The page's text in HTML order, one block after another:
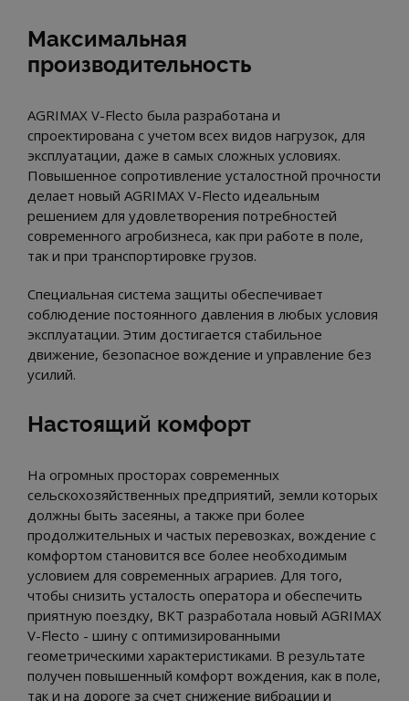
Максимальная
производительность
AGRIMAX V-Flecto была разработана и
спроектирована с учетом всех видов нагрузок, для
эксплуатации, даже в самых сложных условиях.
Повышенное сопротивление усталостной прочности
делает новый AGRIMAX V-Flecto идеальным
решением для удовлетворения потребностей
современного агробизнеса, как при работе в поле,
так и при транспортировке грузов.
Специальная система защиты обеспечивает
соблюдение постоянного давления в любых условия
эксплуатации. Этим достигается стабильное
движение, безопасное вождение и управление без
усилий.
Настоящий комфорт
На огромных просторах современных
сельскохозяйственных предприятий, земли которых
должны быть засеяны, а также при более
продолжительных и частых перевозках, вождение с
комфортом становится все более необходимым
условием для современных аграриев. Для того,
чтобы снизить усталость оператора и обеспечить
приятную поездку, BKT разработала новый AGRIMAX
V-Flecto - шину с оптимизированными
геометрическими характеристиками. В результате
получен повышенный комфорт вождения, как в поле,
так и на дороге за счет снижение вибрации и